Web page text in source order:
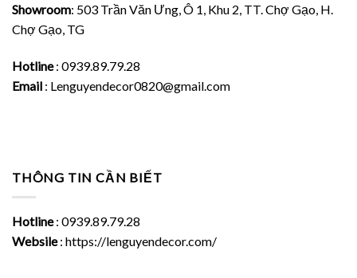
Showroom: 503 Trần Văn Ưng, Ô 1, Khu 2, TT. Chợ Gạo, H.
Chợ Gạo, TG
Hotline: 0939.89.79.28
Email : Lenguyendecor0820@gmail.com
THÔNG TIN CẦN BIẾT
Hotline: 0939.89.79.28
Websile: https://lenguyendecor.com/